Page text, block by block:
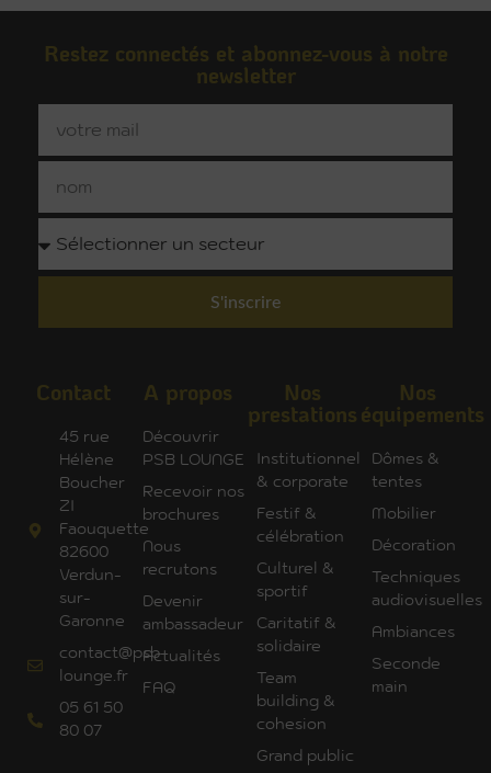
Restez connectés et abonnez-vous à notre
newsletter
S'inscrire
Contact
45 rue
Hélène
Boucher
ZI
Faouquette
82600
Verdun-
sur-
Garonne
contact@psb-
lounge.fr
05 61 50
80 07
A propos
Découvrir
PSB LOUNGE
Recevoir nos
brochures
Nous
recrutons
Devenir
ambassadeur
Actualités
FAQ
Nos
prestations
Institutionnel
& corporate
Festif &
célébration
Culturel &
sportif
Caritatif &
solidaire
Team
building &
cohesion
Grand public
Nos
équipements
Dômes &
tentes
Mobilier
Décoration
Techniques
audiovisuelles
Ambiances
Seconde
main